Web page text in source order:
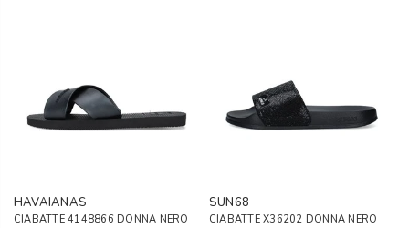
HAVAIANAS
CIABATTE 4148866 DONNA NERO
SUN68
CIABATTE X36202 DONNA NERO